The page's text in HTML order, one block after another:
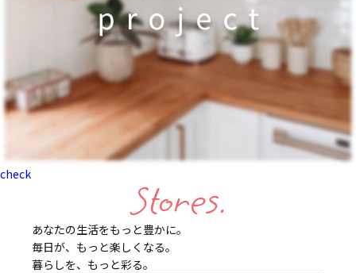
check
Stores.
あなたの生活をもっと豊かに。
毎日が、もっと楽しくなる。
暮らしを、もっと彩る。